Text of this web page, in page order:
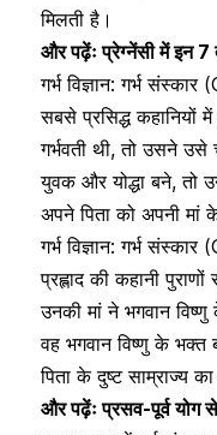
मिलती है।
और पढ़ेंःप्रेग्नेंसी में इन 7
गर्भ विज्ञान: गर्भ
सबसे प्रसिद्ध कहानियों
गर्भवती थी, तो उसने
युवक और योद्धा बने, तो
अपने पिता को अपनी मां
गर्भ विज्ञान: गर्भ
प्रह्लाद की कहानी
उनकी मां ने भगवान
वह भगवान विष्णु के
पिता के दुष्ट साम्राज्य
और पढ़ेंःप्रसव-पूर्व योग